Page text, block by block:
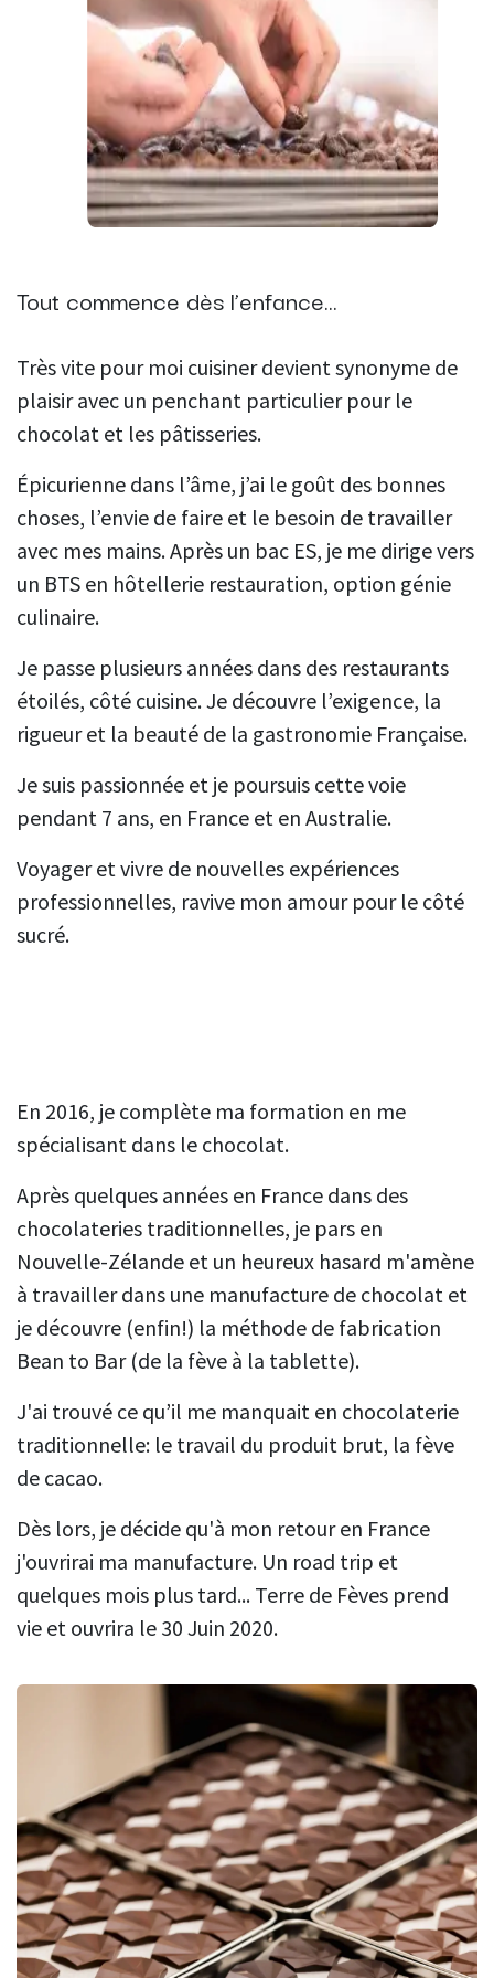
Tout commence dès l’enfance…
Très vite pour moi cuisiner devient synonyme de
plaisir avec un penchant particulier pour le
chocolat et les pâtisseries.
Épicurienne dans l’âme, j’ai le goût des bonnes
choses, l’envie de faire et le besoin de travailler
avec mes mains. Après un bac ES, je me dirige vers
un BTS en hôtellerie restauration, option génie
culinaire.
Je passe plusieurs années dans des restaurants
étoilés, côté cuisine. Je découvre l’exigence, la
rigueur et la beauté de la gastronomie Française.
Je suis passionnée et je poursuis cette voie
pendant 7 ans, en France et en Australie.
Voyager et vivre de nouvelles expériences
professionnelles, ravive mon amour pour le côté
sucré.
En 2016, je complète ma formation en me
spécialisant dans le chocolat.
Après quelques années en France dans des
chocolateries traditionnelles, je pars en
Nouvelle-Zélande et un heureux hasard m'amène
à travailler dans une manufacture de chocolat et
je découvre (enfin!) la méthode de fabrication
Bean to Bar (de la fève à la tablette).
J'ai trouvé ce qu’il me manquait en chocolaterie
traditionnelle: le travail du produit brut, la fève
de cacao.
Dès lors, je décide qu'à mon retour en France
j'ouvrirai ma manufacture. Un road trip et
quelques mois plus tard... Terre de Fèves prend
vie et ouvrira le 30 Juin 2020.